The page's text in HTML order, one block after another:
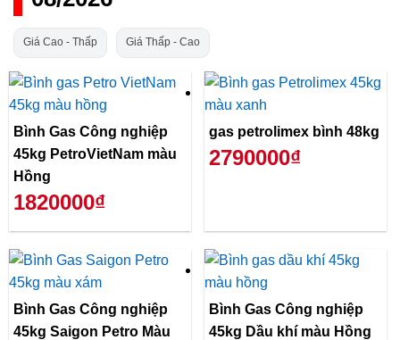
Giá Cao - Thấp Giá Thấp - Cao
Bình Gas Công nghiệp
45kg PetroVietNam màu
Hồng
1820000₫
gas petrolimex bình 48kg
2790000₫
Bình Gas Công nghiệp
45kg Saigon Petro Màu
Bình Gas Công nghiệp
45kg Dầu khí màu Hồng